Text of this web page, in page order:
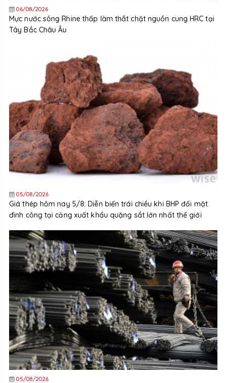
06/08/2026
Mực nước sông Rhine thấp làm thắt chặt nguồn cung HRC tại
Tây Bắc Châu Âu
05/08/2026
Giá thép hôm nay 5/8: Diễn biến trái chiều khi BHP đối mặt
đình công tại cảng xuất khẩu quặng sắt lớn nhất thế giới
05/08/2026